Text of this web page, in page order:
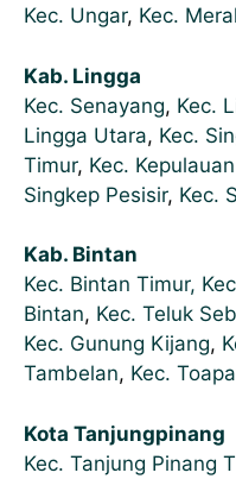
Kec. Ungar, Kec.
Kab. Lingga
Kec. Senayang, Kec.
Lingga Utara, Kec.
Timur, Kec.
Singkep Pesisir, Kec.
Kab. Bintan
Kec. Bintan Timur,
Bintan, Kec. Teluk
Kec. Gunung Kijang,
Tambelan, Kec.
Kota Tanjungpinang
Kec. Tanjung Pinang